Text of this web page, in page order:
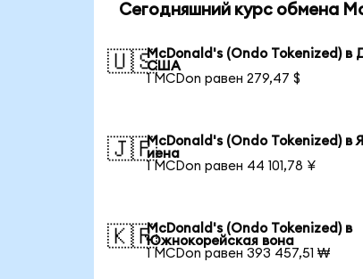
Сегодняшний курс обмена
🇺🇸McDonald's (Ondo Tokenized) в
США
1 MCDon равен 279,47 $
🇯🇵McDonald's (Ondo Tokenized) в
иена
1 MCDon равен 44 101,78 ¥
🇰🇷McDonald's (Ondo Tokenized) в
Южнокорейская вона
1 MCDon равен 393 457,51 ₩